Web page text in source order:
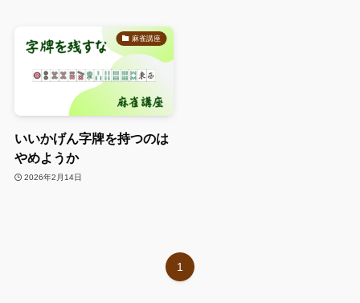
麻雀講座
いいかげん字牌を持つのは
やめようか
2026年2月14日
1